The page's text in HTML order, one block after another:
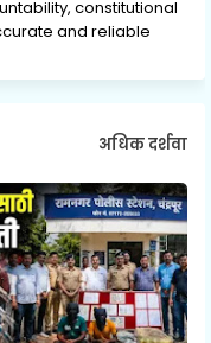
constitutional
and reliable
अधिक दर्शवा